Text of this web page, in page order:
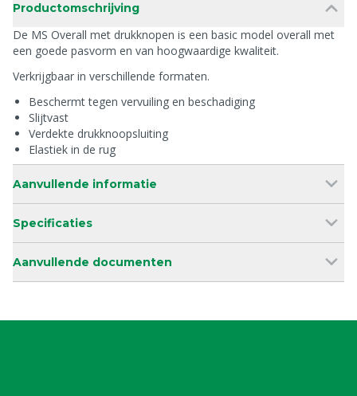
Productomschrijving
De MS Overall met drukknopen is een basic model overall met
een goede pasvorm en van hoogwaardige kwaliteit.
Verkrijgbaar in verschillende formaten.
Beschermt tegen vervuiling en beschadiging
Slijtvast
Verdekte drukknoopsluiting
Elastiek in de rug
Aanvullende informatie
Specificaties
Aanvullende documenten